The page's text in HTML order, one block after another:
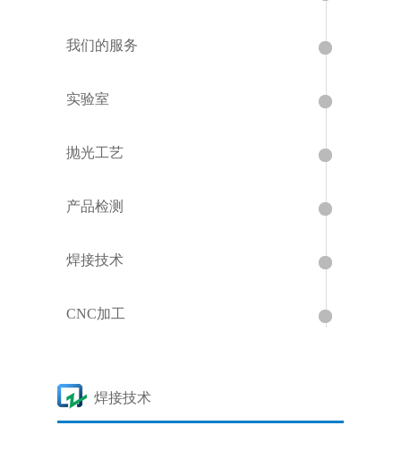
我们的服务
实验室
抛光工艺
产品检测
焊接技术
CNC加工
焊接技术